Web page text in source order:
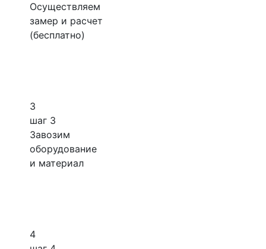
Осуществляем
замер и расчет
(бесплатно)
3
шаг 3
Завозим
оборудование
и материал
4